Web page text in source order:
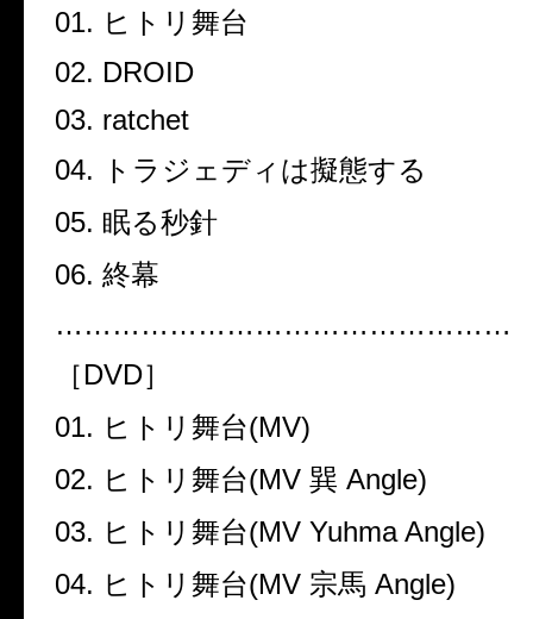
01. ヒトリ舞台
02. DROID
03. ratchet
04.
トラジェディは擬態する
05. 眠る秒針
06. 終幕
…………………………………………
［DVD］
01. ヒトリ舞台(MV)
02. ヒトリ舞台(MV 巽 Angle)
03. ヒトリ舞台(MV Yuhma Angle)
04. ヒトリ舞台(MV 宗馬 Angle)